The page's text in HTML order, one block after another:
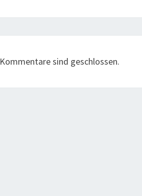
Kommentare sind geschlossen.